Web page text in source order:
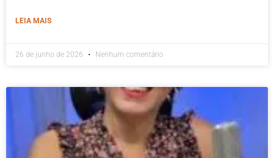
LEIA MAIS
26 de junho de 2026 Nenhum comentário